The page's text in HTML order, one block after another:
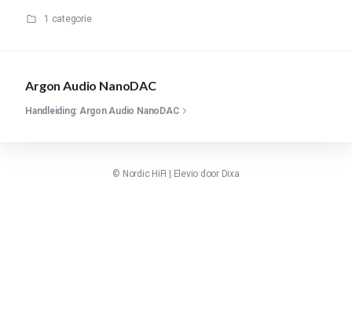
1 categorie
Argon Audio NanoDAC
Handleiding: Argon Audio NanoDAC
© Nordic HiFi Elevio door Dixa